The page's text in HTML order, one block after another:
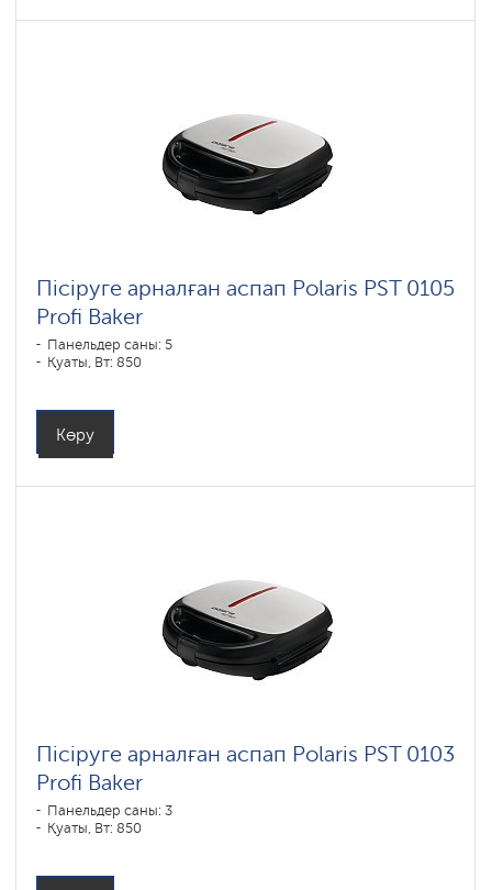
Пісіруге арналған аспап Polaris PST 0105
Profi Baker
Панельдер саны: 5
Қуаты, Вт: 850
Көру
Пісіруге арналған аспап Polaris PST 0103
Profi Baker
Панельдер саны: 3
Қуаты, Вт: 850